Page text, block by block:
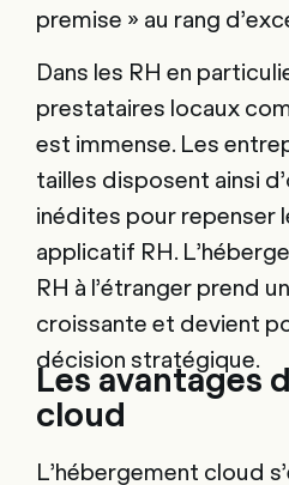
premise » au rang
Dans les RH en
prestataires locaux
est immense. Les
tailles disposent ainsi
inédites pour repenser
applicatif RH.
RH à l’étranger prend
croissante et devient
décision stratégique.
Les avantages
cloud
L’hébergement cloud